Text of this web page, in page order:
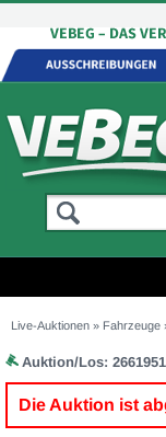
Live-Auktionen » Fahrzeuge
Auktion/Los:
Die Auktion ist